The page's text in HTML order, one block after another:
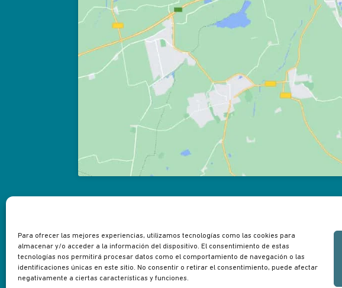
Para ofrecer las mejores experiencias, utilizamos tecnologías como las cookies para
almacenar y/o acceder a la información del dispositivo. El consentimiento de estas
tecnologías nos permitirá procesar datos como el comportamiento de navegación o las
identificaciones únicas en este sitio. No consentir o retirar el consentimiento, puede afectar
negativamente a ciertas características y funciones.